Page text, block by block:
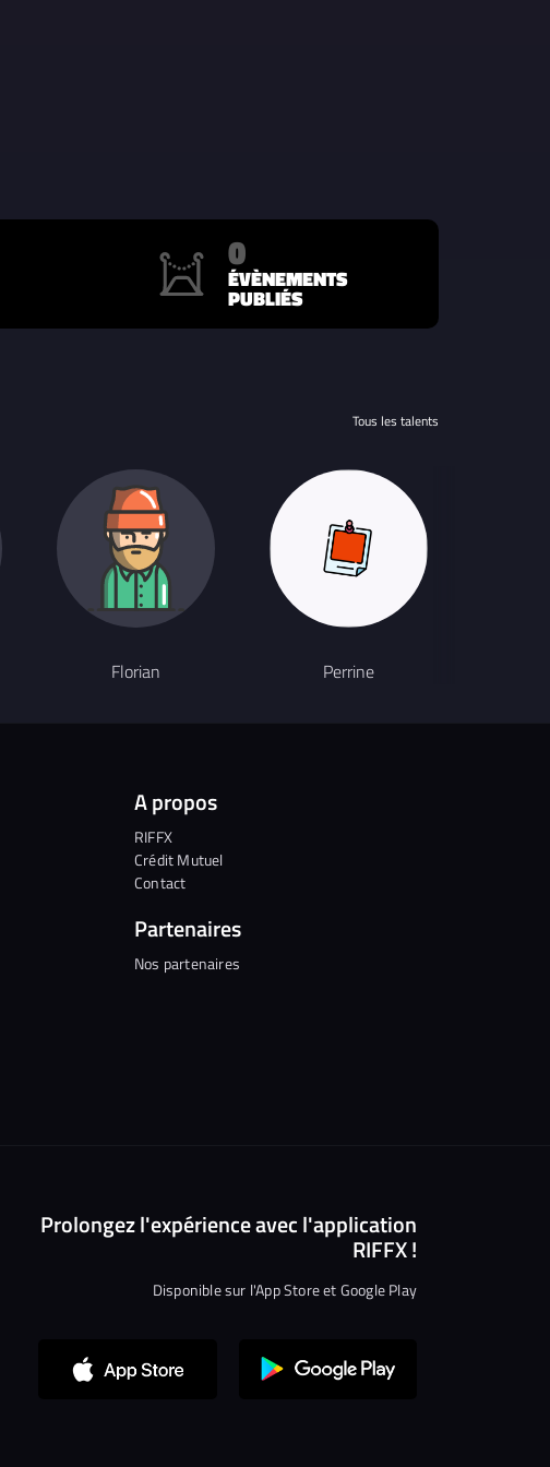
0
ÉVÈNEMENTS
PUBLIÉS
Tous les talents
Florian Perrine
A propos
RIFFX
Crédit Mutuel
Contact
Partenaires
Nos partenaires
Prolongez l'expérience avec l'application
RIFFX !
Disponible sur l'App Store et Google Play